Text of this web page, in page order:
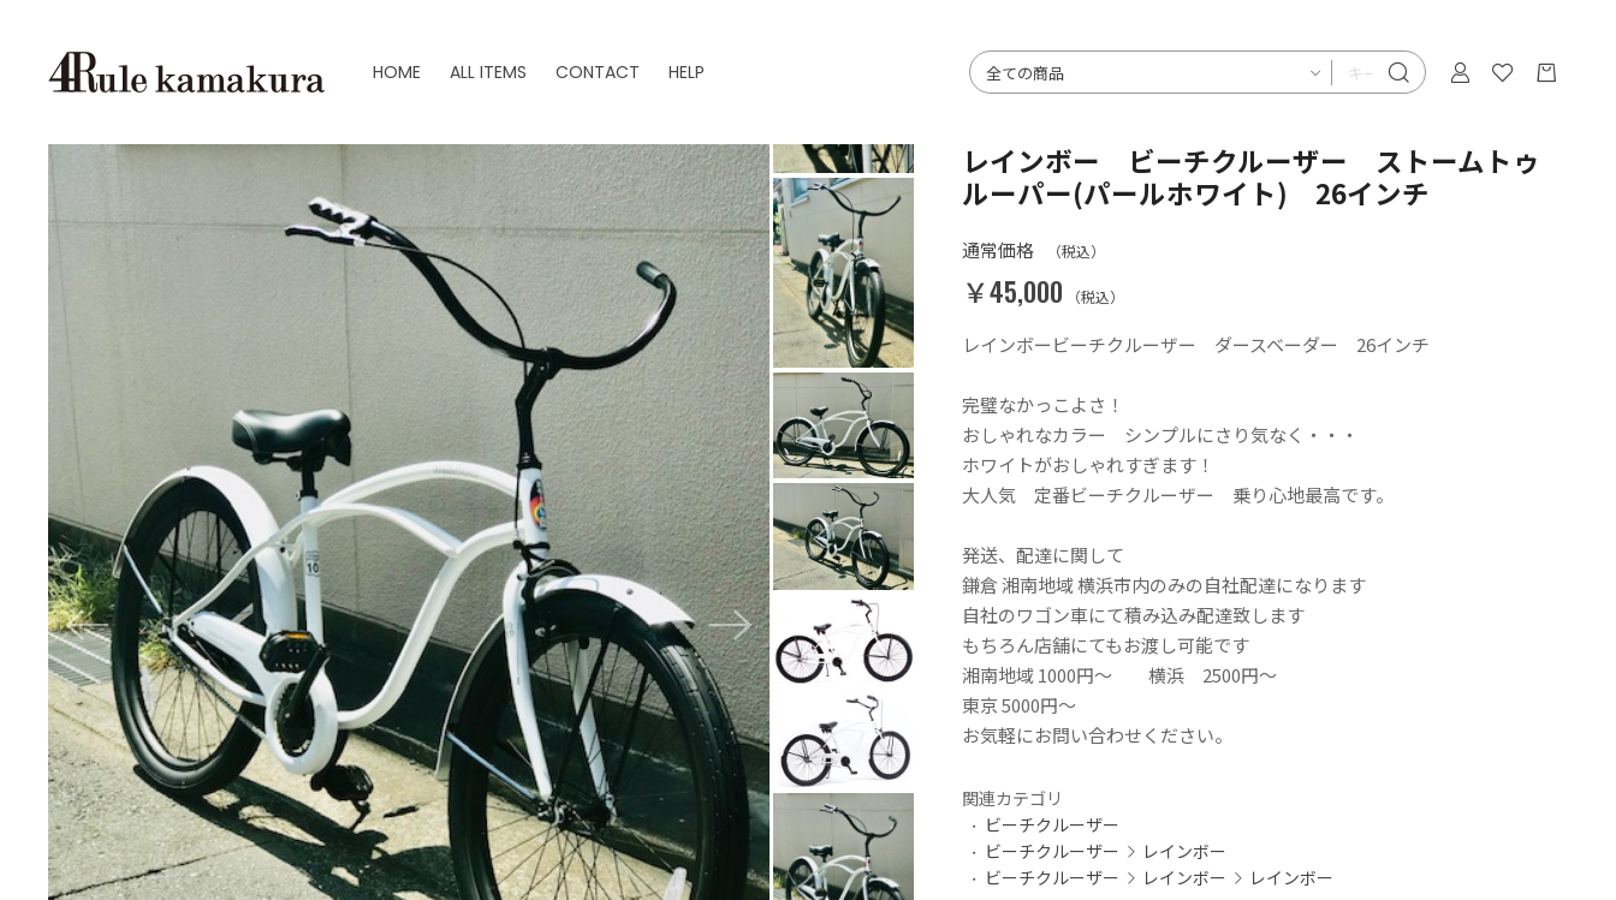
HOME ALL ITEMS CONTACT HELP
レインボー ビーチクルーザー ストームトゥ
ルーパー(パールホワイト) 26インチ
通常価格 （税込）
￥45,000 （税込）
レインボービーチクルーザー ダースベーダー 26インチ
完璧なかっこよさ！
おしゃれなカラー シンプルにさり気なく・・・
ホワイトがおしゃれすぎます！
大人気 定番ビーチクルーザー 乗り心地最高です。
発送、配達に関して
鎌倉 湘南地域 横浜市内のみの自社配達になります
自社のワゴン車にて積み込み配達致します
もちろん店舗にてもお渡し可能です
湘南地域 1000円～ 横浜 2500円～
東京 5000円～
お気軽にお問い合わせください。
関連カテゴリ
ビーチクルーザー
ビーチクルーザー
レインボー
ビーチクルーザー
レインボー レインボー